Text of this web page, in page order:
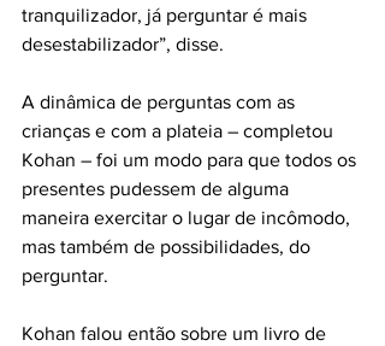
tranquilizador, já perguntar é mais
desestabilizador”, disse.
A dinâmica de perguntas com as
crianças e com a plateia – completou
Kohan – foi um modo para que todos os
presentes pudessem de alguma
maneira exercitar o lugar de incômodo,
mas também de possibilidades, do
perguntar.
Kohan falou então sobre um livro de